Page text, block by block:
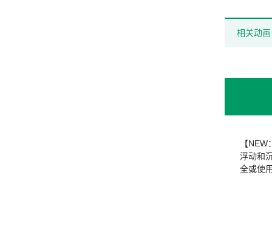
相关动画
【
浮动和
全或使